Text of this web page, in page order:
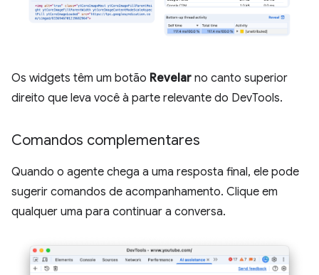
Os widgets têm um botão Revelar no canto superior
direito que leva você à parte relevante do DevTools.
Comandos complementares
Quando o agente chega a uma resposta final, ele pode
sugerir comandos de acompanhamento. Clique em
qualquer uma para continuar a conversa.